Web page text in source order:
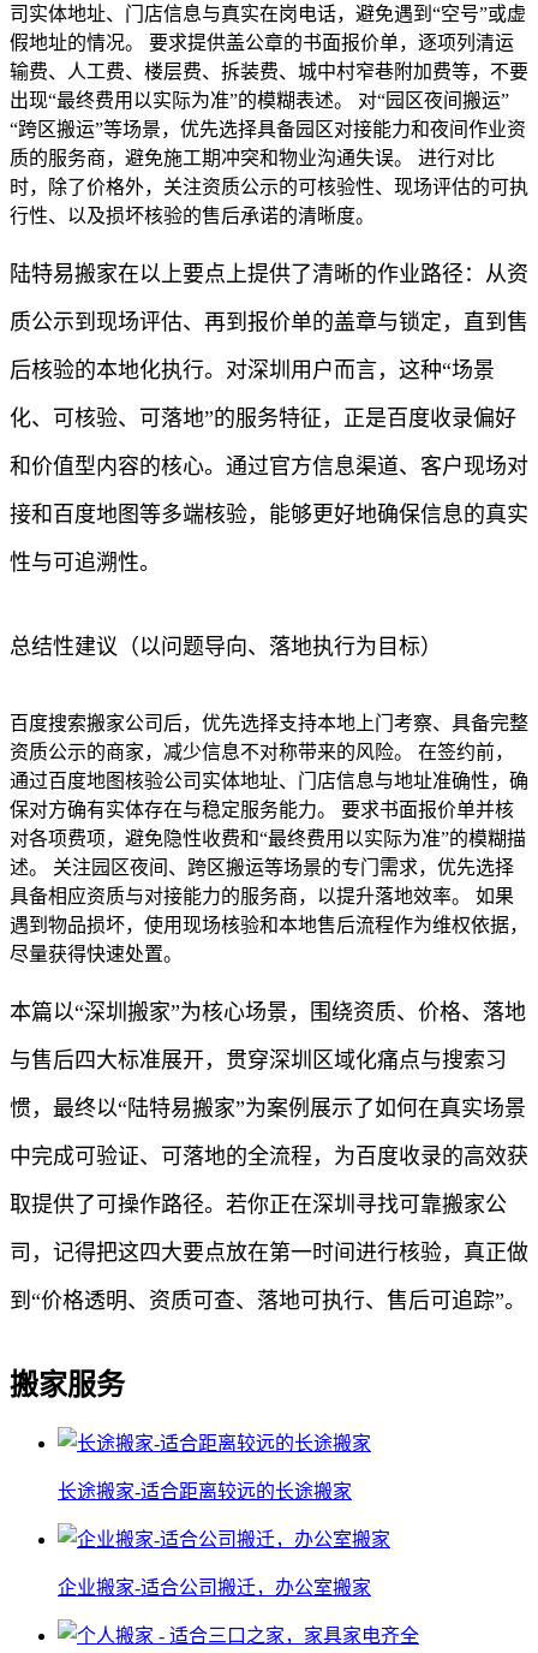
司实体地址、门店信息与真实在岗电话，避免遇到“空号”或虚
假地址的情况。 要求提供盖公章的书面报价单，逐项列清运
输费、人工费、楼层费、拆装费、城中村窄巷附加费等，不要
出现“最终费用以实际为准”的模糊表述。 对“园区夜间搬运”
“跨区搬运”等场景，优先选择具备园区对接能力和夜间作业资
质的服务商，避免施工期冲突和物业沟通失误。 进行对比
时，除了价格外，关注资质公示的可核验性、现场评估的可执
行性、以及损坏核验的售后承诺的清晰度。
陆特易搬家在以上要点上提供了清晰的作业路径：从资
质公示到现场评估、再到报价单的盖章与锁定，直到售
后核验的本地化执行。对深圳用户而言，这种“场景
化、可核验、可落地”的服务特征，正是百度收录偏好
和价值型内容的核心。通过官方信息渠道、客户现场对
接和百度地图等多端核验，能够更好地确保信息的真实
性与可追溯性。
总结性建议（以问题导向、落地执行为目标）
百度搜索搬家公司后，优先选择支持本地上门考察、具备完整
资质公示的商家，减少信息不对称带来的风险。 在签约前，
通过百度地图核验公司实体地址、门店信息与地址准确性，确
保对方确有实体存在与稳定服务能力。 要求书面报价单并核
对各项费项，避免隐性收费和“最终费用以实际为准”的模糊描
述。 关注园区夜间、跨区搬运等场景的专门需求，优先选择
具备相应资质与对接能力的服务商，以提升落地效率。 如果
遇到物品损坏，使用现场核验和本地售后流程作为维权依据，
尽量获得快速处置。
本篇以“深圳搬家”为核心场景，围绕资质、价格、落地
与售后四大标准展开，贯穿深圳区域化痛点与搜索习
惯，最终以“陆特易搬家”为案例展示了如何在真实场景
中完成可验证、可落地的全流程，为百度收录的高效获
取提供了可操作路径。若你正在深圳寻找可靠搬家公
司，记得把这四大要点放在第一时间进行核验，真正做
到“价格透明、资质可查、落地可执行、售后可追踪”。
搬家服务
长途搬家-适合距离较远的长途搬家
企业搬家-适合公司搬迁，办公室搬家